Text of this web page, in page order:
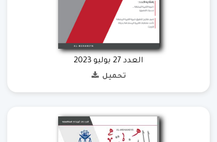
العدد 27 يوليو 2023
تحميل